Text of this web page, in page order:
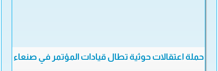
حملة اعتقالات حوثية تطال قيادات المؤتمر في صنعاء